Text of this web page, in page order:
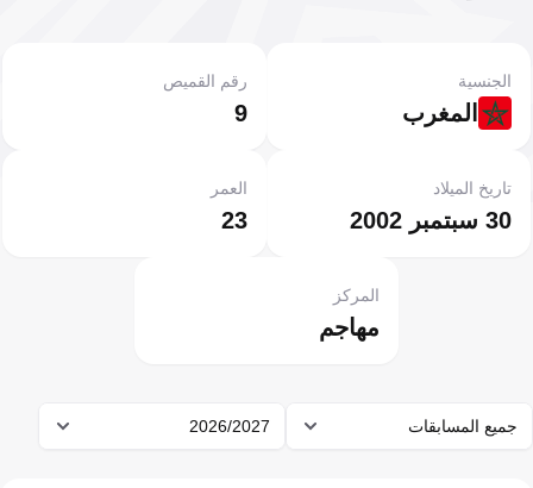
المغرب
الجنسية
9
رقم القميص
30 سبتمبر 2002
تاريخ الميلاد
23
العمر
مهاجم
المركز
جميع المسابقات 2026/2027